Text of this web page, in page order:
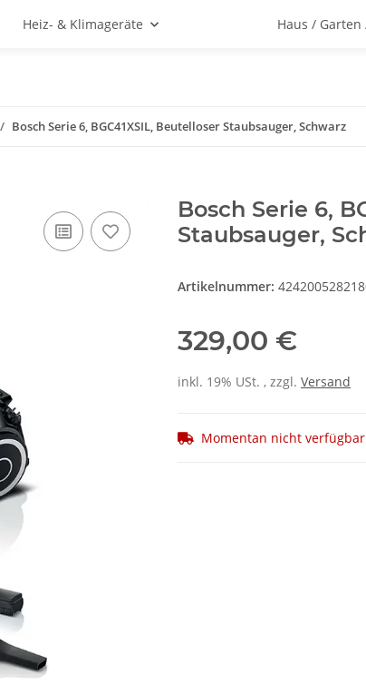
Heiz- & Klimageräte Haus / Garten
Bosch Serie 6, BGC41XSIL, Beutelloser Staubsauger, Schwarz
Bosch Serie 6,
Staubsauger,
Artikelnummer:
329,00 €
inkl. 19% USt. , zzgl. Versand
Momentan nicht verfügbar